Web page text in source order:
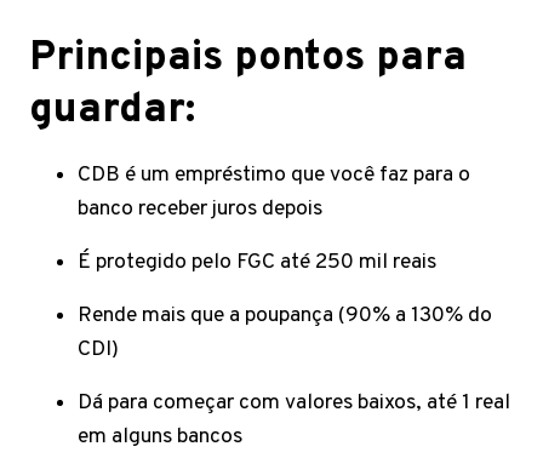
​Principais pontos para
guardar:
CDB é um empréstimo que você faz para o
banco receber juros depois
É protegido pelo FGC até 250 mil reais
Rende mais que a poupança (90% a 130% do
CDI)
Dá para começar com valores baixos, até 1 real
em alguns bancos